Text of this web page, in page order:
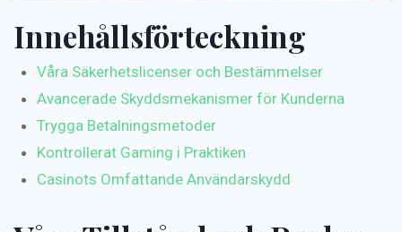
Innehållsförteckning
Våra Säkerhetslicenser och Bestämmelser
Avancerade Skyddsmekanismer för Kunderna
Trygga Betalningsmetoder
Kontrollerat Gaming i Praktiken
Casinots Omfattande Användarskydd